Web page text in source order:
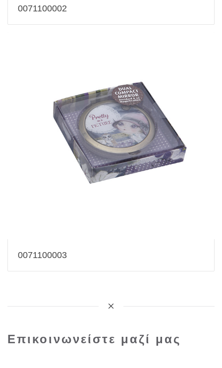
0071100002
0071100003
Επικοινωνείστε μαζί μας